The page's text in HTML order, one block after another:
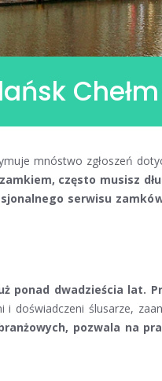
Chełm
mnóstwo zgłoszeń
często musisz
serwisu
ponad dwadzieścia lat.
doświadczeni ślusarze,
pozwala na